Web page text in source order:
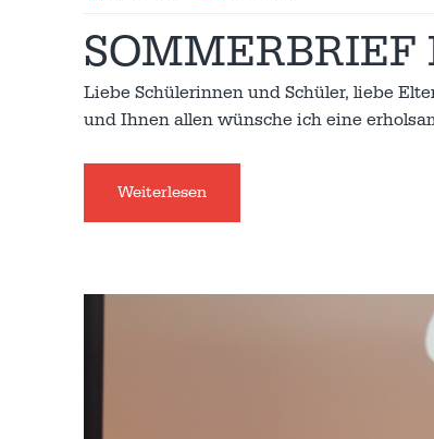
Liebe Schülerinnen und Schüler, liebe
und Ihnen allen wünsche ich eine
Weiterlesen